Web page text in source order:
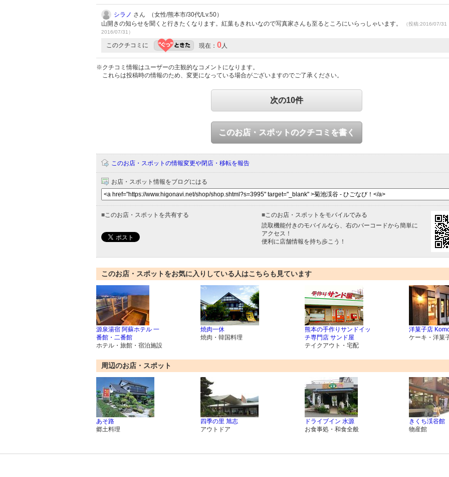
シラノ さん （女性/熊本市/30代/Lv.50）
山開きの知らせを聞くと行きたくなります。紅葉もきれいなので写真家さんも至るところにいらっしゃいます。
（投稿:2016/07/31
2016/07/31）
このクチコミに 現在： 0人
※クチコミ情報はユーザーの主観的なコメントになります。
これらは投稿時の情報のため、変更になっている場合がございますのでご了承ください。
次の10件
このお店・スポットのクチコミを書く
このお店・スポットの情報変更や閉店・移転を報告
お店・スポット情報をブログにはる
■このお店・スポットを共有する ■このお店・スポットをモバイルでみる
読取機能付きのモバイルなら、右のバーコードから簡単に
アクセス！
便利に店舗情報を持ち歩こう！
このお店・スポットをお気に入りしている人はこちらも見ています
源泉湯宿 阿蘇ホテル 一
番館・二番館
ホテル・旅館・宿泊施設
焼肉一休
焼肉・韓国料理
熊本の手作りサンドイッ
チ専門店 サンド屋
テイクアウト・宅配
洋菓子店
ケーキ・洋菓
周辺のお店・スポット
あそ路
郷土料理
四季の里 旭志
アウトドア
ドライブイン 水源
お食事処・和食全般
きくち渓谷館
物産館